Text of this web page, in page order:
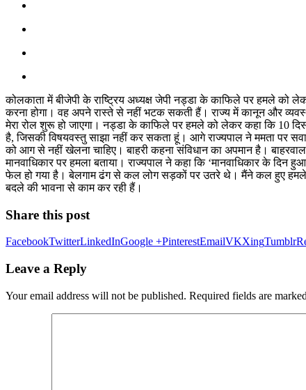
कोलकाता में बीजेपी के राष्ट्रिय अध्यक्ष जेपी नड्डा के काफिले पर हमले को
करना होगा। वह अपने रास्ते से नहीं भटक सकती हैं। राज्य में कानून और
मेरा रोल शुरू हो जाएगा। नड्डा के काफिले पर हमले को लेकर कहा कि 10
है, जिसकी विषयवस्तु साझा नहीं कर सकता हूं। आगे राज्यपाल ने ममता पर
को आग से नहीं खेलना चाहिए। बाहरी कहना संविधान का अपमान है।
मानवाधिकार पर हमला बताया। राज्यपाल ने कहा कि ‘मानवाधिकार के
फेल हो गया है। बेलगाम ढंग से कल लोग सड़कों पर उतरे थे। मैंने कल हुए हमले को
बदले की भावना से काम कर रही हैं।
Share this post
FacebookTwitterLinkedInGoogle +PinterestEmailVKXingTumblr
Leave a Reply
Your email address will not be published. Required fields are marked